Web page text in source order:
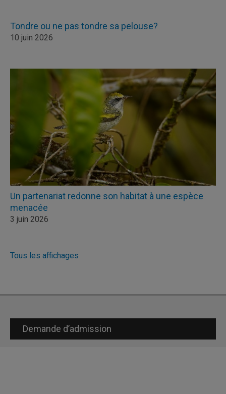
Tondre ou ne pas tondre sa pelouse?
10 juin 2026
Un partenariat redonne son habitat à une espèce
menacée
3 juin 2026
Tous les affichages
Demande d’admission